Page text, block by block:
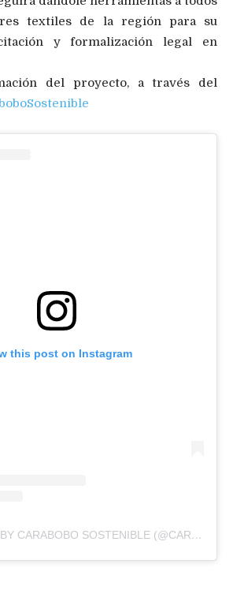
textiles de la región para su
y formalización legal en
del proyecto, a través del
this post on Instagram
A POST SHARED BY CARABOBO SOSTENIBLE (@CARABOBOSOSTENIBLE)